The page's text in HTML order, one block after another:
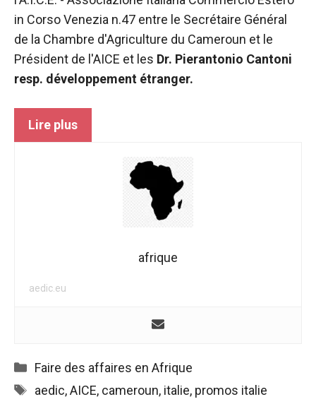
in Corso Venezia n.47 entre le Secrétaire Général
de la Chambre d'Agriculture du Cameroun et le
Président de l'AICE et les Dr. Pierantonio Cantoni
resp. développement étranger.
Lire plus
afrique
aedic.eu
Catégories
Faire des affaires en Afrique
Étiquettes
aedic,AICE, cameroun, italie, promos italie